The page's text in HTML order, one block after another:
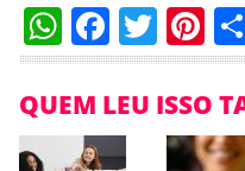
WhatsApp
QUEM LEU ISSO